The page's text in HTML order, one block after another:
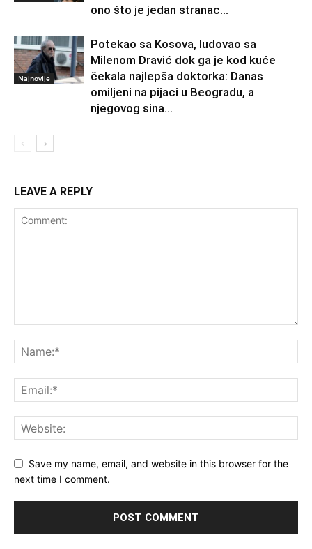
ono što je jedan stranac...
Najnovije
Potekao sa Kosova, ludovao sa
Milenom Dravić dok ga je kod kuće
čekala najlepša doktorka: Danas
omiljeni na pijaci u Beogradu, a
njegovog sina...
LEAVE A REPLY
Save my name, email, and website in this browser for the
next time I comment.